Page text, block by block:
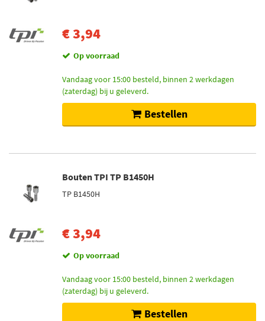
€ 3,94
Op voorraad
Vandaag voor 15:00 besteld, binnen 2 werkdagen
(zaterdag) bij u geleverd.
Bestellen
Bouten TPI TP B1450H
TP B1450H
€ 3,94
Op voorraad
Vandaag voor 15:00 besteld, binnen 2 werkdagen
(zaterdag) bij u geleverd.
Bestellen